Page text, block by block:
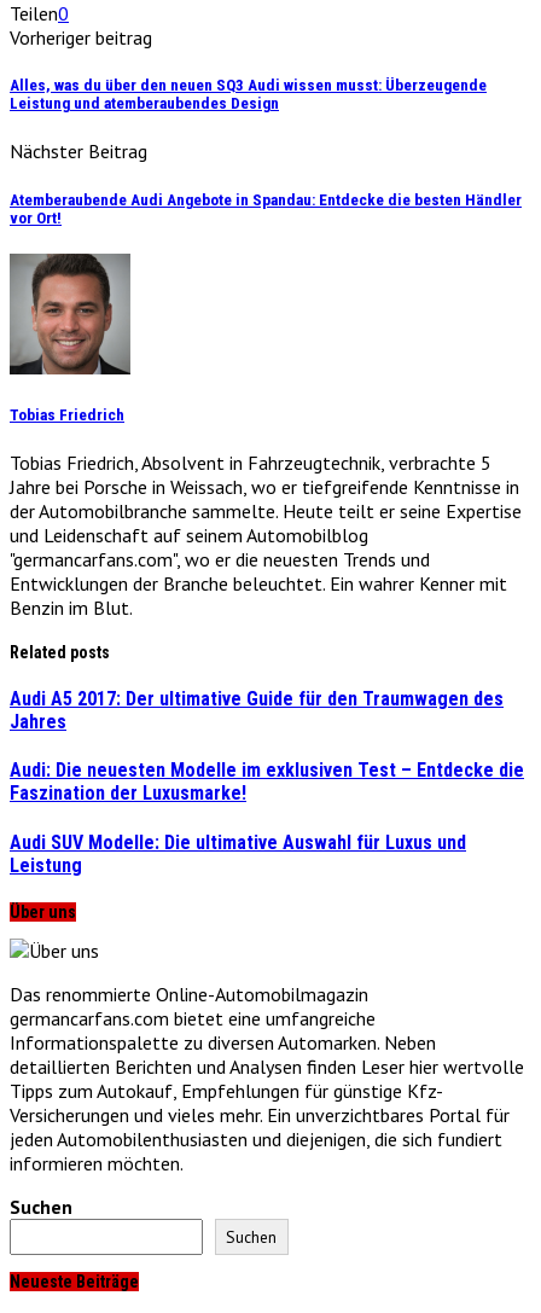
Teilen0
Vorheriger beitrag
Alles, was du über den neuen SQ3 Audi wissen musst: Überzeugende
Leistung und atemberaubendes Design
Nächster Beitrag
Atemberaubende Audi Angebote in Spandau: Entdecke die besten Händler
vor Ort!
Tobias Friedrich
Tobias Friedrich, Absolvent in Fahrzeugtechnik, verbrachte 5
Jahre bei Porsche in Weissach, wo er tiefgreifende Kenntnisse in
der Automobilbranche sammelte. Heute teilt er seine Expertise
und Leidenschaft auf seinem Automobilblog
"germancarfans.com", wo er die neuesten Trends und
Entwicklungen der Branche beleuchtet. Ein wahrer Kenner mit
Benzin im Blut.
Related posts
Audi A5 2017: Der ultimative Guide für den Traumwagen des
Jahres
Audi: Die neuesten Modelle im exklusiven Test – Entdecke die
Faszination der Luxusmarke!
Audi SUV Modelle: Die ultimative Auswahl für Luxus und
Leistung
Über uns
Das renommierte Online-Automobilmagazin
germancarfans.com bietet eine umfangreiche
Informationspalette zu diversen Automarken. Neben
detaillierten Berichten und Analysen finden Leser hier wertvolle
Tipps zum Autokauf, Empfehlungen für günstige Kfz-
Versicherungen und vieles mehr. Ein unverzichtbares Portal für
jeden Automobilenthusiasten und diejenigen, die sich fundiert
informieren möchten.
Suchen
Suchen
Neueste Beiträge